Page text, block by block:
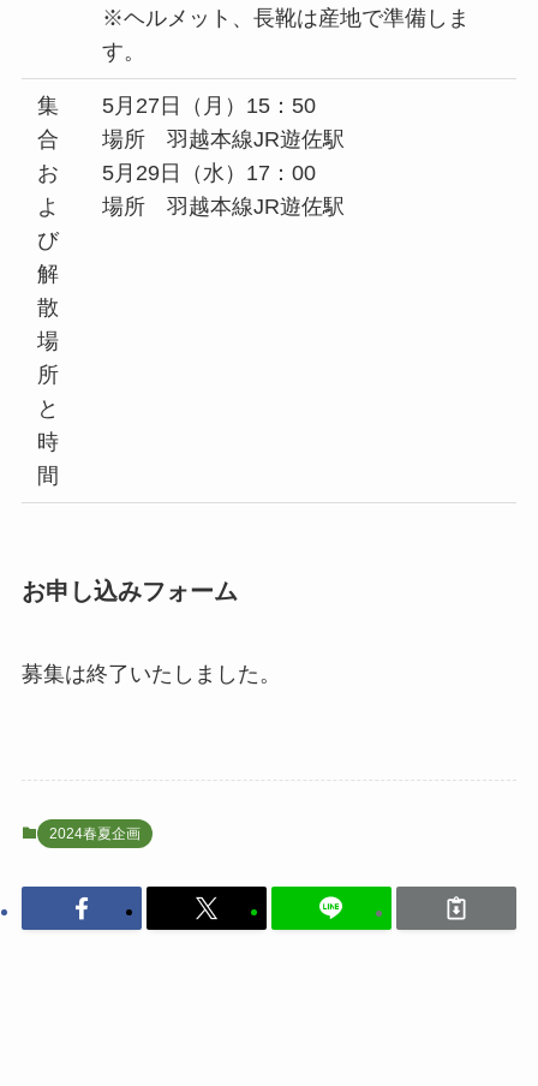
※ヘルメット、長靴は産地で準備しま
す。
集
合
お
よ
び
解
散
場
所
と
時
間
5月27日（月）15：50
場所 羽越本線JR遊佐駅
5月29日（水）17：00
場所 羽越本線JR遊佐駅
お申し込みフォーム
募集は終了いたしました。
2024春夏企画